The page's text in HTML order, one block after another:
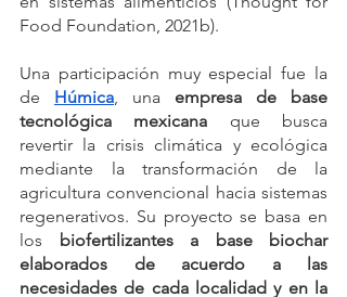
Food Foundation, 2021b).
Una participación muy especial fue la
de Húmica, una empresa de base
tecnológica mexicana que busca
revertir la crisis climática y ecológica
mediante la transformación de la
agricultura convencional hacia sistemas
regenerativos. Su proyecto se basa en
los
biofertilizantes a base biochar
elaborados de acuerdo a las
necesidades de cada localidad y en la